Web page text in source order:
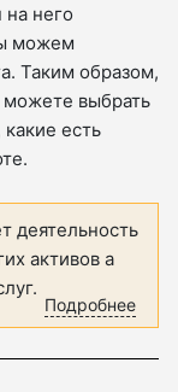
на него
можем
Таким образом,
можете выбрать
есть
деятельность
активов а
Подробнее